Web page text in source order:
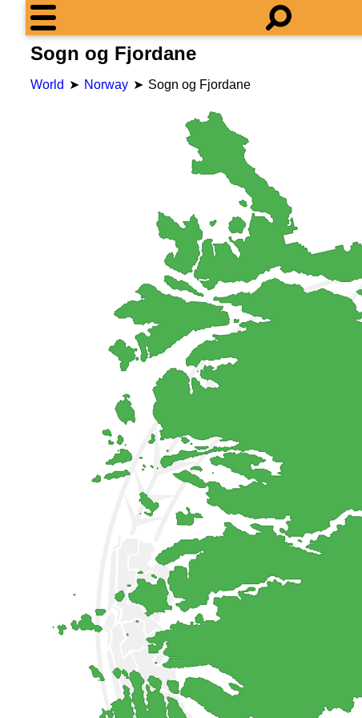
Sogn og Fjordane
World Norway Sogn og Fjordane